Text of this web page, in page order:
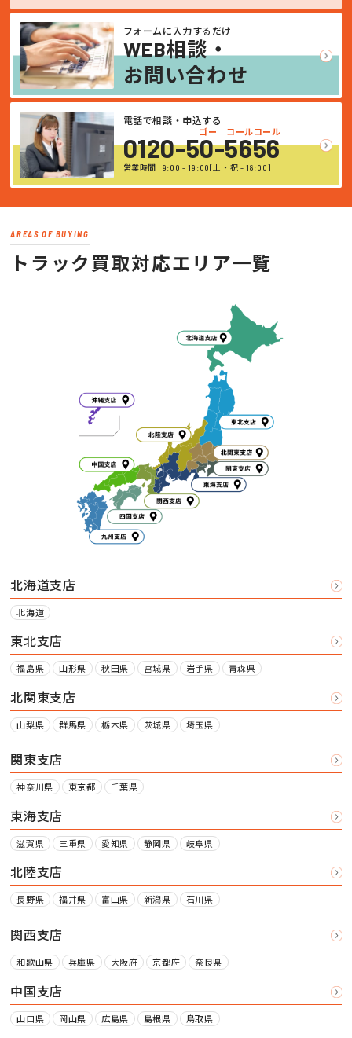
WEB相談・
お問い合わせ
フォームに入力するだけ
ゴー コールコール
0120-50-5656
電話で相談・申込する
営業時間 | 9:00 - 19:00[土・祝 - 18:00]
AREAS OF BUYING
トラック買取対応エリア一覧
北海道支店
北海道
東北支店
福島県 山形県 秋田県 宮城県 岩手県 青森県
北関東支店
山梨県 群馬県 栃木県 茨城県 埼玉県
関東支店
神奈川県 東京都 千葉県
東海支店
滋賀県 三重県 愛知県 静岡県 岐阜県
北陸支店
長野県 福井県 富山県 新潟県 石川県
関西支店
和歌山県 兵庫県 大阪府 京都府 奈良県
中国支店
山口県 岡山県 広島県 島根県 鳥取県